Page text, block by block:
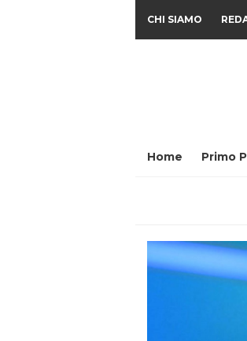
CHI SIAMO
Home Primo